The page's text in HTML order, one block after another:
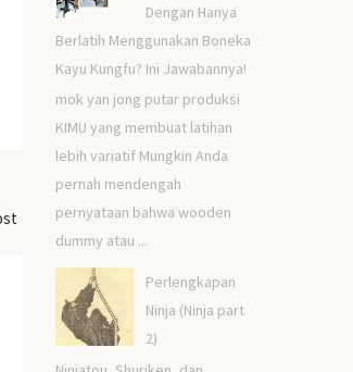
Dengan Hanya
Berlatih Menggunakan Boneka
Kayu Kungfu? Ini Jawabannya!
mok yan jong putar produksi
KIMU yang membuat latihan
lebih variatif Mungkin Anda
pernah mendengah
pernyataan bahwa wooden
dummy atau ...
Perlengkapan
Ninja (Ninja part
2)